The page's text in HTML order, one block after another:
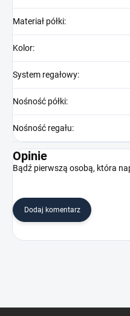
Materiał półki:
Kolor:
System regałowy:
Nośność półki:
Nośność regału:
Opinie
Bądź pierwszą osobą, która
Dodaj komentarz